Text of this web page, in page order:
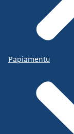
Papiamentu